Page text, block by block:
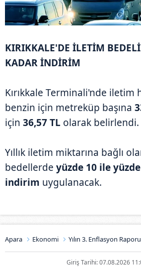
KIRIKKALE'DE İLETİM
KADAR İNDİRİM
Kırıkkale Terminali'nde iletim
benzin için metreküp başına
için 36,57 TL olarak belirlendi.
Yıllık iletim miktarına bağlı
bedellerde yüzde 10 ile
indirim uygulanacak.
Apara Ekonomi Yılın 3. Enflasyon
Giriş Tarihi: 07.08.2026